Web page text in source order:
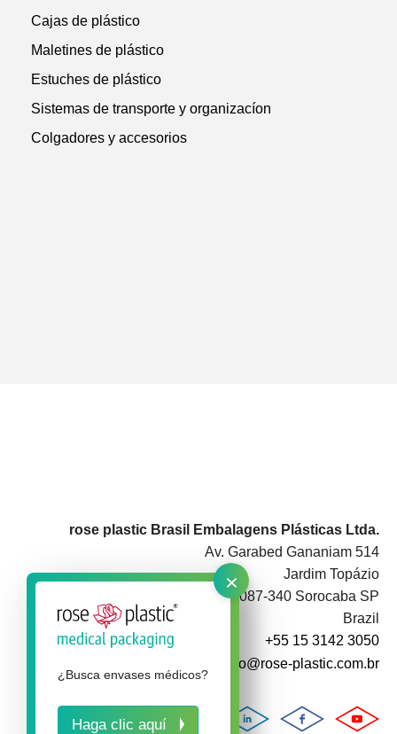
×
¿Busca envases médicos?
Haga clic aquí
rose plastic Brasil Embalagens Plásticas Ltda.
Av. Garabed Gananiam 514
Jardim Topázio
CEP 18087-340 Sorocaba SP
Brazil
+55 15 3142 3050
info@rose-plastic.com.br
Cajas de plástico
Maletines de plástico
Estuches de plástico
Sistemas de transporte y organizacíon
Colgadores y accesorios